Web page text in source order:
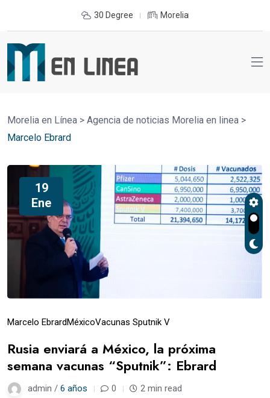
30 Degree Morelia
Morelia en Línea > Agencia de noticias Morelia en linea >
Marcelo Ebrard
19
Ene
Marcelo EbrardMéxicoVacunas Sputnik V
Rusia enviará a México, la próxima
semana vacunas “Sputnik”: Ebrard
admin / 6 años 0 2 min read